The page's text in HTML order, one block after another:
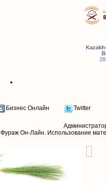
Бизнес Онлайн Twitter
Фураж Он-Лайн. Использование